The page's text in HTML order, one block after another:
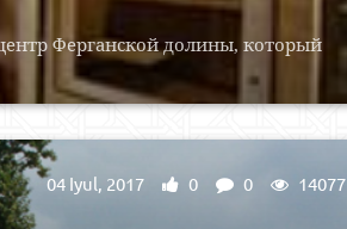
Ферганской долины, который
04 Iyul, 2017 0 0 14077